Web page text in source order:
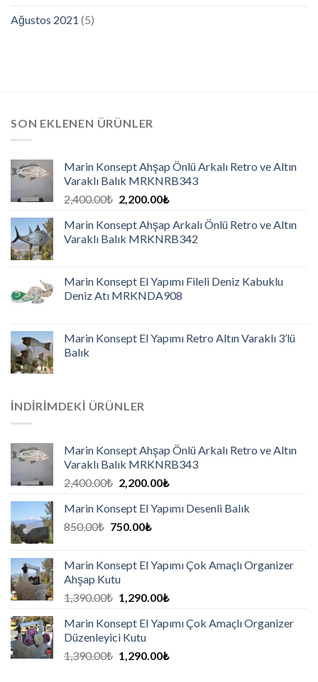
Ağustos 2021 (5)
SON EKLENEN ÜRÜNLER
Marin Konsept Ahşap Önlü Arkalı Retro ve Altın
Varaklı Balık MRKNRB343
2,400.00₺ 2,200.00₺
Marin Konsept Ahşap Arkalı Önlü Retro ve Altın
Varaklı Balık MRKNRB342
Marin Konsept El Yapımı Fileli Deniz Kabuklu
Deniz Atı MRKNDA908
Marin Konsept El Yapımı Retro Altın Varaklı 3’lü
Balık
İNDIRIMDEKI ÜRÜNLER
Marin Konsept Ahşap Önlü Arkalı Retro ve Altın
Varaklı Balık MRKNRB343
2,400.00₺ 2,200.00₺
Marin Konsept El Yapımı Desenli Balık
850.00₺ 750.00₺
Marin Konsept El Yapımı Çok Amaçlı Organizer
Ahşap Kutu
1,390.00₺ 1,290.00₺
Marin Konsept El Yapımı Çok Amaçlı Organizer
Düzenleyici Kutu
1,390.00₺ 1,290.00₺